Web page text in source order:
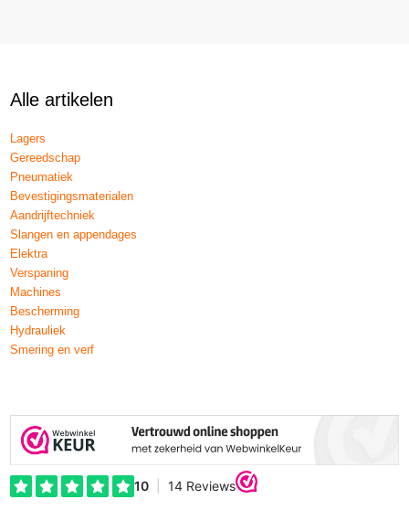
Alle artikelen
Lagers
Gereedschap
Pneumatiek
Bevestigingsmaterialen
Aandrijftechniek
Slangen en appendages
Elektra
Verspaning
Machines
Bescherming
Hydrauliek
Smering en verf